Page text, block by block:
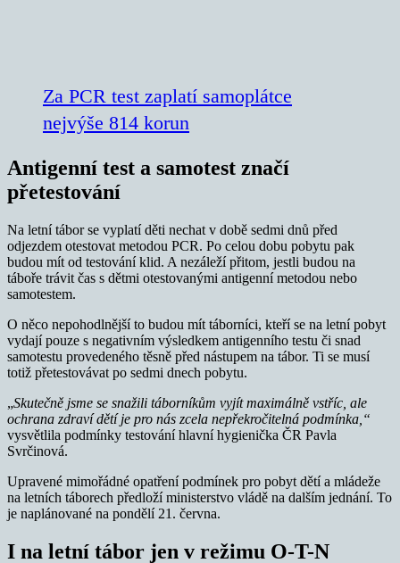
Za PCR test zaplatí samoplátce
nejvýše 814 korun
Antigenní test a samotest značí
přetestování
Na letní tábor se vyplatí děti nechat v době sedmi dnů před
odjezdem otestovat metodou PCR. Po celou dobu pobytu pak
budou mít od testování klid. A nezáleží přitom, jestli budou na
táboře trávit čas s dětmi otestovanými antigenní metodou nebo
samotestem.
O něco nepohodlnější to budou mít táborníci, kteří se na letní pobyt
vydají pouze s negativním výsledkem antigenního testu či snad
samotestu provedeného těsně před nástupem na tábor. Ti se musí
totiž přetestovávat po sedmi dnech pobytu.
„Skutečně jsme se snažili táborníkům vyjít maximálně vstříc, ale
ochrana zdraví dětí je pro nás zcela nepřekročitelná podmínka,“
vysvětlila podmínky testování hlavní hygienička ČR Pavla
Svrčinová.
Upravené mimořádné opatření podmínek pro pobyt dětí a mládeže
na letních táborech předloží ministerstvo vládě na dalším jednání. To
je naplánované na pondělí 21. června.
I na letní tábor jen v režimu O-T-N